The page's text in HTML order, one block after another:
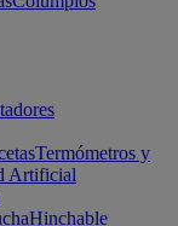
Termómetros y
Artificial
Hinchable